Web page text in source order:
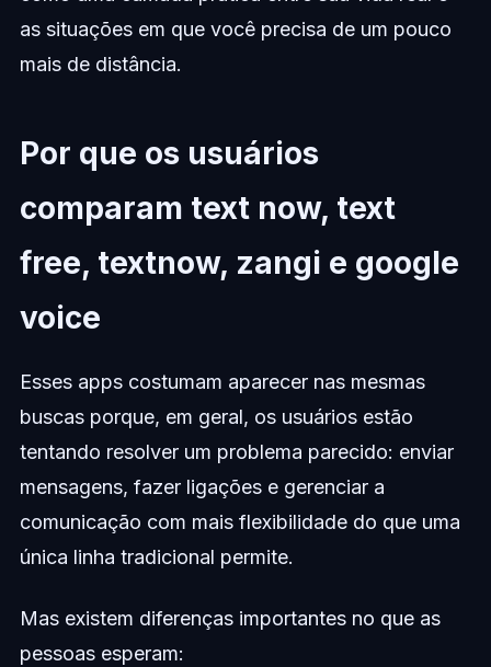
as situações em que você precisa de um pouco
mais de distância.
Por que os usuários
comparam text now, text
free, textnow, zangi e google
voice
Esses apps costumam aparecer nas mesmas
buscas porque, em geral, os usuários estão
tentando resolver um problema parecido: enviar
mensagens, fazer ligações e gerenciar a
comunicação com mais flexibilidade do que uma
única linha tradicional permite.
Mas existem diferenças importantes no que as
pessoas esperam: